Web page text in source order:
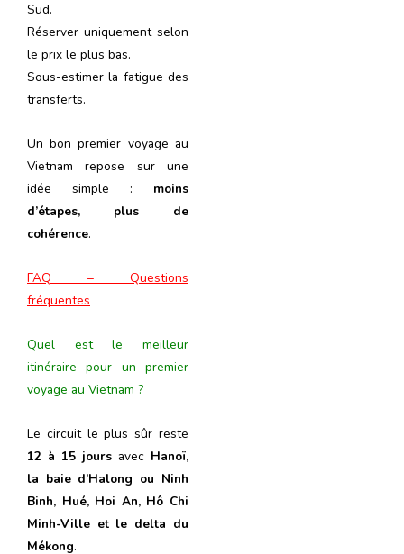
Sud.
Réserver uniquement selon
le prix le plus bas.
Sous-estimer la fatigue des
transferts.
Un bon premier voyage au
Vietnam repose sur une
idée simple : moins
d’étapes, plus de
cohérence.
FAQ – Questions
fréquentes
Quel est le meilleur
itinéraire pour un premier
voyage au Vietnam ?
Le circuit le plus sûr reste
12 à 15 joursavec Hanoï,
la baie d’Halong ou Ninh
Binh, Hué, Hoi An, Hô Chi
Minh-Ville et le delta du
Mékong.